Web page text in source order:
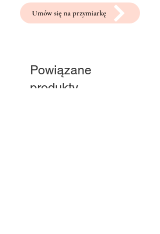
Umów się na przymiarkę
Powiązane
produkty